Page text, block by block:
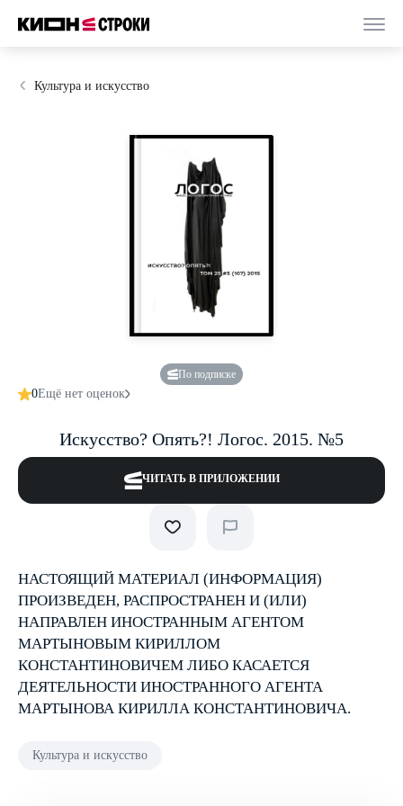
Культура и искусство
По подписке
0Ещё нет оценок
Искусство? Опять?! Логос. 2015. №5
ЧИТАТЬ В ПРИЛОЖЕНИИ
НАСТОЯЩИЙ МАТЕРИАЛ (ИНФОРМАЦИЯ)
ПРОИЗВЕДЕН, РАСПРОСТРАНЕН И (ИЛИ)
НАПРАВЛЕН ИНОСТРАННЫМ АГЕНТОМ
МАРТЫНОВЫМ КИРИЛЛОМ
КОНСТАНТИНОВИЧЕМ ЛИБО КАСАЕТСЯ
ДЕЯТЕЛЬНОСТИ ИНОСТРАННОГО АГЕНТА
МАРТЫНОВА КИРИЛЛА КОНСТАНТИНОВИЧА.
Культура и искусство